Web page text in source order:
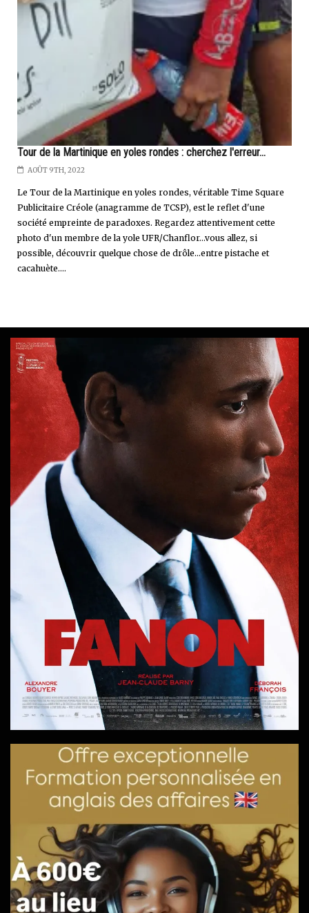
Tour de la Martinique en yoles rondes : cherchez l'erreur...
AOÛT 9TH, 2022
Le Tour de la Martinique en yoles rondes, véritable Time Square
Publicitaire Créole (anagramme de TCSP), est le reflet d'une
société empreinte de paradoxes. Regardez attentivement cette
photo d'un membre de la yole UFR/Chanflor...vous allez, si
possible, découvrir quelque chose de drôle...entre pistache et
cacahuète....